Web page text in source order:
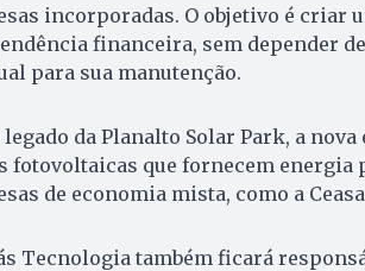
incorporadas. O objetivo é criar
financeira, sem depender
para sua manutenção.
legado da Planalto Solar Park, a
fotovoltaicas que fornecem energia
de economia mista, como a
Tecnologia também ficará